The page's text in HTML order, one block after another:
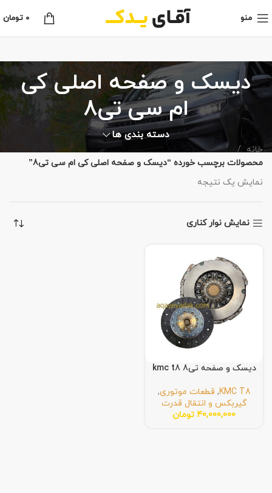
منو 0 تومان
دیسک و صفحه اصلی کی
ام سی تی8
دسته بندی ها
خانه
محصولات برچسب خورده “دیسک و صفحه اصلی کی ام سی تی8”
نمایش یک نتیجه
نمایش نوار کناری
دیسک و صفحه تی8 kmc t8
KMC T8
, قطعات موتوری,
گیربکس و انتقال قدرت
40,000,000 تومان